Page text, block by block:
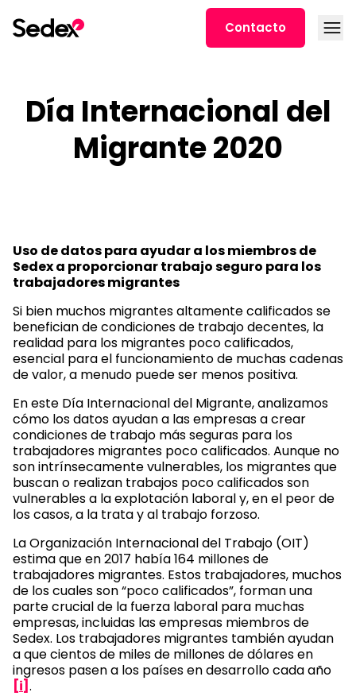
Contacto Abrir
Día Internacional del
Migrante 2020
Uso de datos para ayudar a los miembros de
Sedex a proporcionar trabajo seguro para los
trabajadores migrantes
Si bien muchos migrantes altamente calificados se
benefician de condiciones de trabajo decentes, la
realidad para los migrantes poco calificados,
esencial para el funcionamiento de muchas cadenas
de valor, a menudo puede ser menos positiva.
En este Día Internacional del Migrante, analizamos
cómo los datos ayudan a las empresas a crear
condiciones de trabajo más seguras para los
trabajadores migrantes poco calificados. Aunque no
son intrínsecamente vulnerables, los migrantes que
buscan o realizan trabajos poco calificados son
vulnerables a la explotación laboral y, en el peor de
los casos, a la trata y al trabajo forzoso.
La Organización Internacional del Trabajo (OIT)
estima que en 2017 había 164 millones de
trabajadores migrantes. Estos trabajadores, muchos
de los cuales son “poco calificados”, forman una
parte crucial de la fuerza laboral para muchas
empresas, incluidas las empresas miembros de
Sedex. Los trabajadores migrantes también ayudan
a que cientos de miles de millones de dólares en
ingresos pasen a los países en desarrollo cada año
[i] .